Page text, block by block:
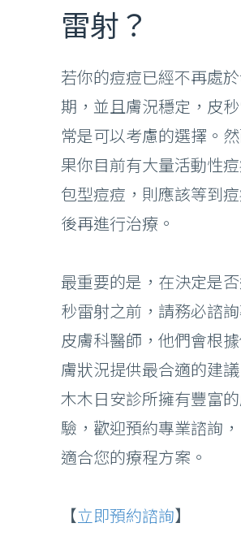
雷射？
若你的痘痘已經不再處
期，並且膚況穩定，皮
常是可以考慮的選擇。
果你目前有大量活動性
包型痘痘，則應該等到
後再進行治療。
最重要的是，在決定是
秒雷射之前，請務必諮
皮膚科醫師，他們會根
膚狀況提供最合適的建
木木日安診所擁有豐富
驗，歡迎預約專業諮詢
適合您的療程方案。
【立即預約諮詢】